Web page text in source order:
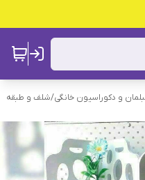
و دکوراسیون خانگی/شلف و طبقه